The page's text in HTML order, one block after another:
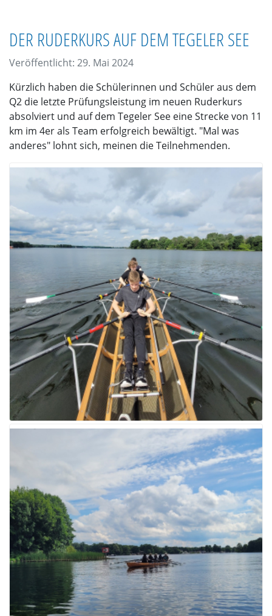
DER RUDERKURS AUF DEM TEGELER SEE
Veröffentlicht: 29. Mai 2024
Kürzlich haben die Schülerinnen und Schüler aus dem
Q2 die letzte Prüfungsleistung im neuen Ruderkurs
absolviert und auf dem Tegeler See eine Strecke von 11
km im 4er als Team erfolgreich bewältigt. "Mal was
anderes" lohnt sich, meinen die Teilnehmenden.